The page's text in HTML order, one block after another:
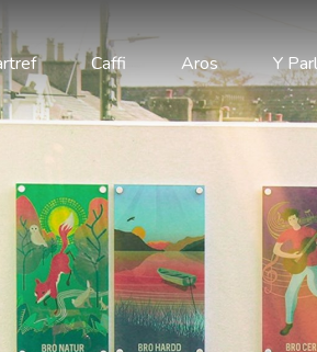
Caffi Aros Y